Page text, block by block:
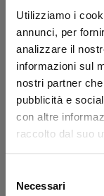
Utilizziamo i
annunci, per
analizzare il
informazioni sul
nostri partner
pubblicità e
con altre
raccolto dal suo
delNecessari
Foro bocchino
Filtro
Peso (g)
Ghiera
Confezione